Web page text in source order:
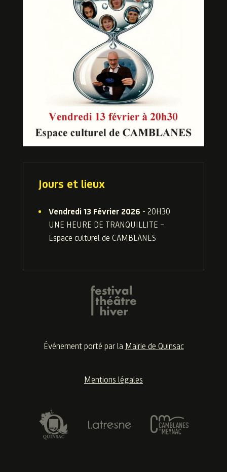
Jours et lieux
Vendredi 13 Février 2026 - 20H30
UNE HEURE DE TRANQUILLITE –
Espace culturel de CAMBLANES
Événement porté par la Mairie de Quinsac
Mentions légales